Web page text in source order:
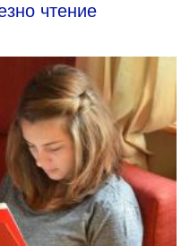
чтение